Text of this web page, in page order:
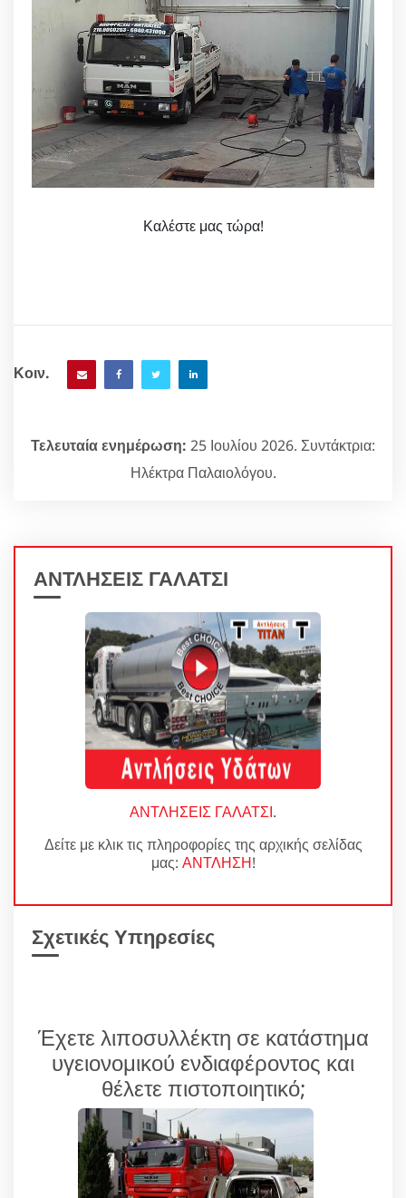
Καλέστε μας τώρα!
Κοιν.
Τελευταία ενημέρωση: 25 Ιουλίου 2026. Συντάκτρια:
Ηλέκτρα Παλαιολόγου.
ΑΝΤΛΗΣΕΙΣ ΓΑΛΑΤΣΙ
ΑΝΤΛΗΣΕΙΣ ΓΑΛΑΤΣΙ.
Δείτε με κλικ τις πληροφορίες της αρχικής σελίδας
μας: ΑΝΤΛΗΣΗ!
Σχετικές Υπηρεσίες
Έχετε λιποσυλλέκτη σε κατάστημα
υγειονομικού ενδιαφέροντος και
θέλετε πιστοποιητικό;